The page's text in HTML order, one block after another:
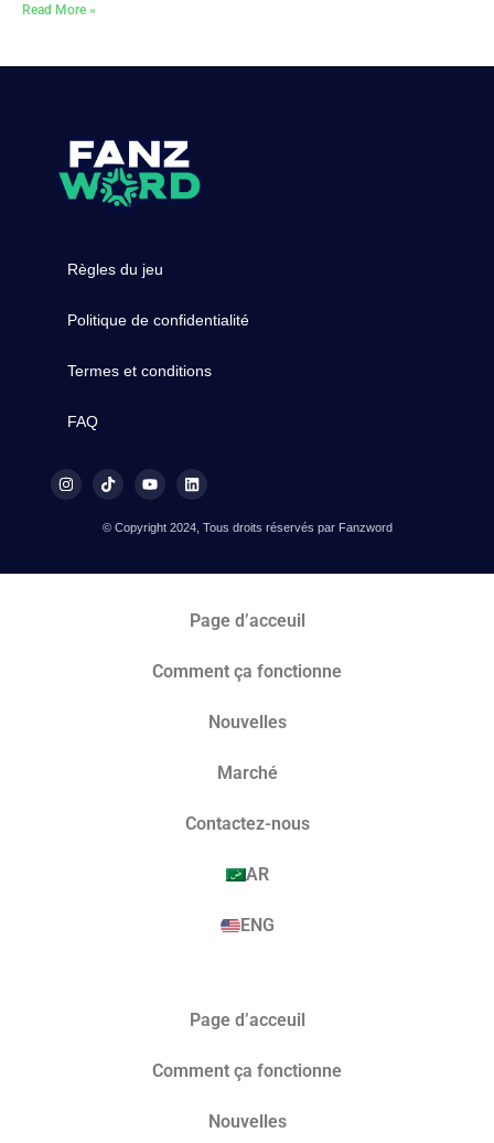
Read More »
Règles du jeu
Politique de confidentialité
Termes et conditions
FAQ
© Copyright 2024, Tous droits réservés par Fanzword
Page d’acceuil
Comment ça fonctionne
Nouvelles
Marché​
Contactez-nous
AR
ENG
Page d’acceuil
Comment ça fonctionne
Nouvelles